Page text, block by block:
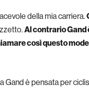
della mia carriera.
Al contrario Gand
così questo
Gand è pensata per